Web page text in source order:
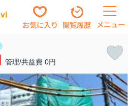
お気に入り 閲覧履歴 メニュー
管理/共益費 0円